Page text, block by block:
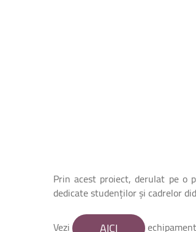
Prin acest proiect, derulat pe o
dedicate studenților și cadrelor
Vezi AICI